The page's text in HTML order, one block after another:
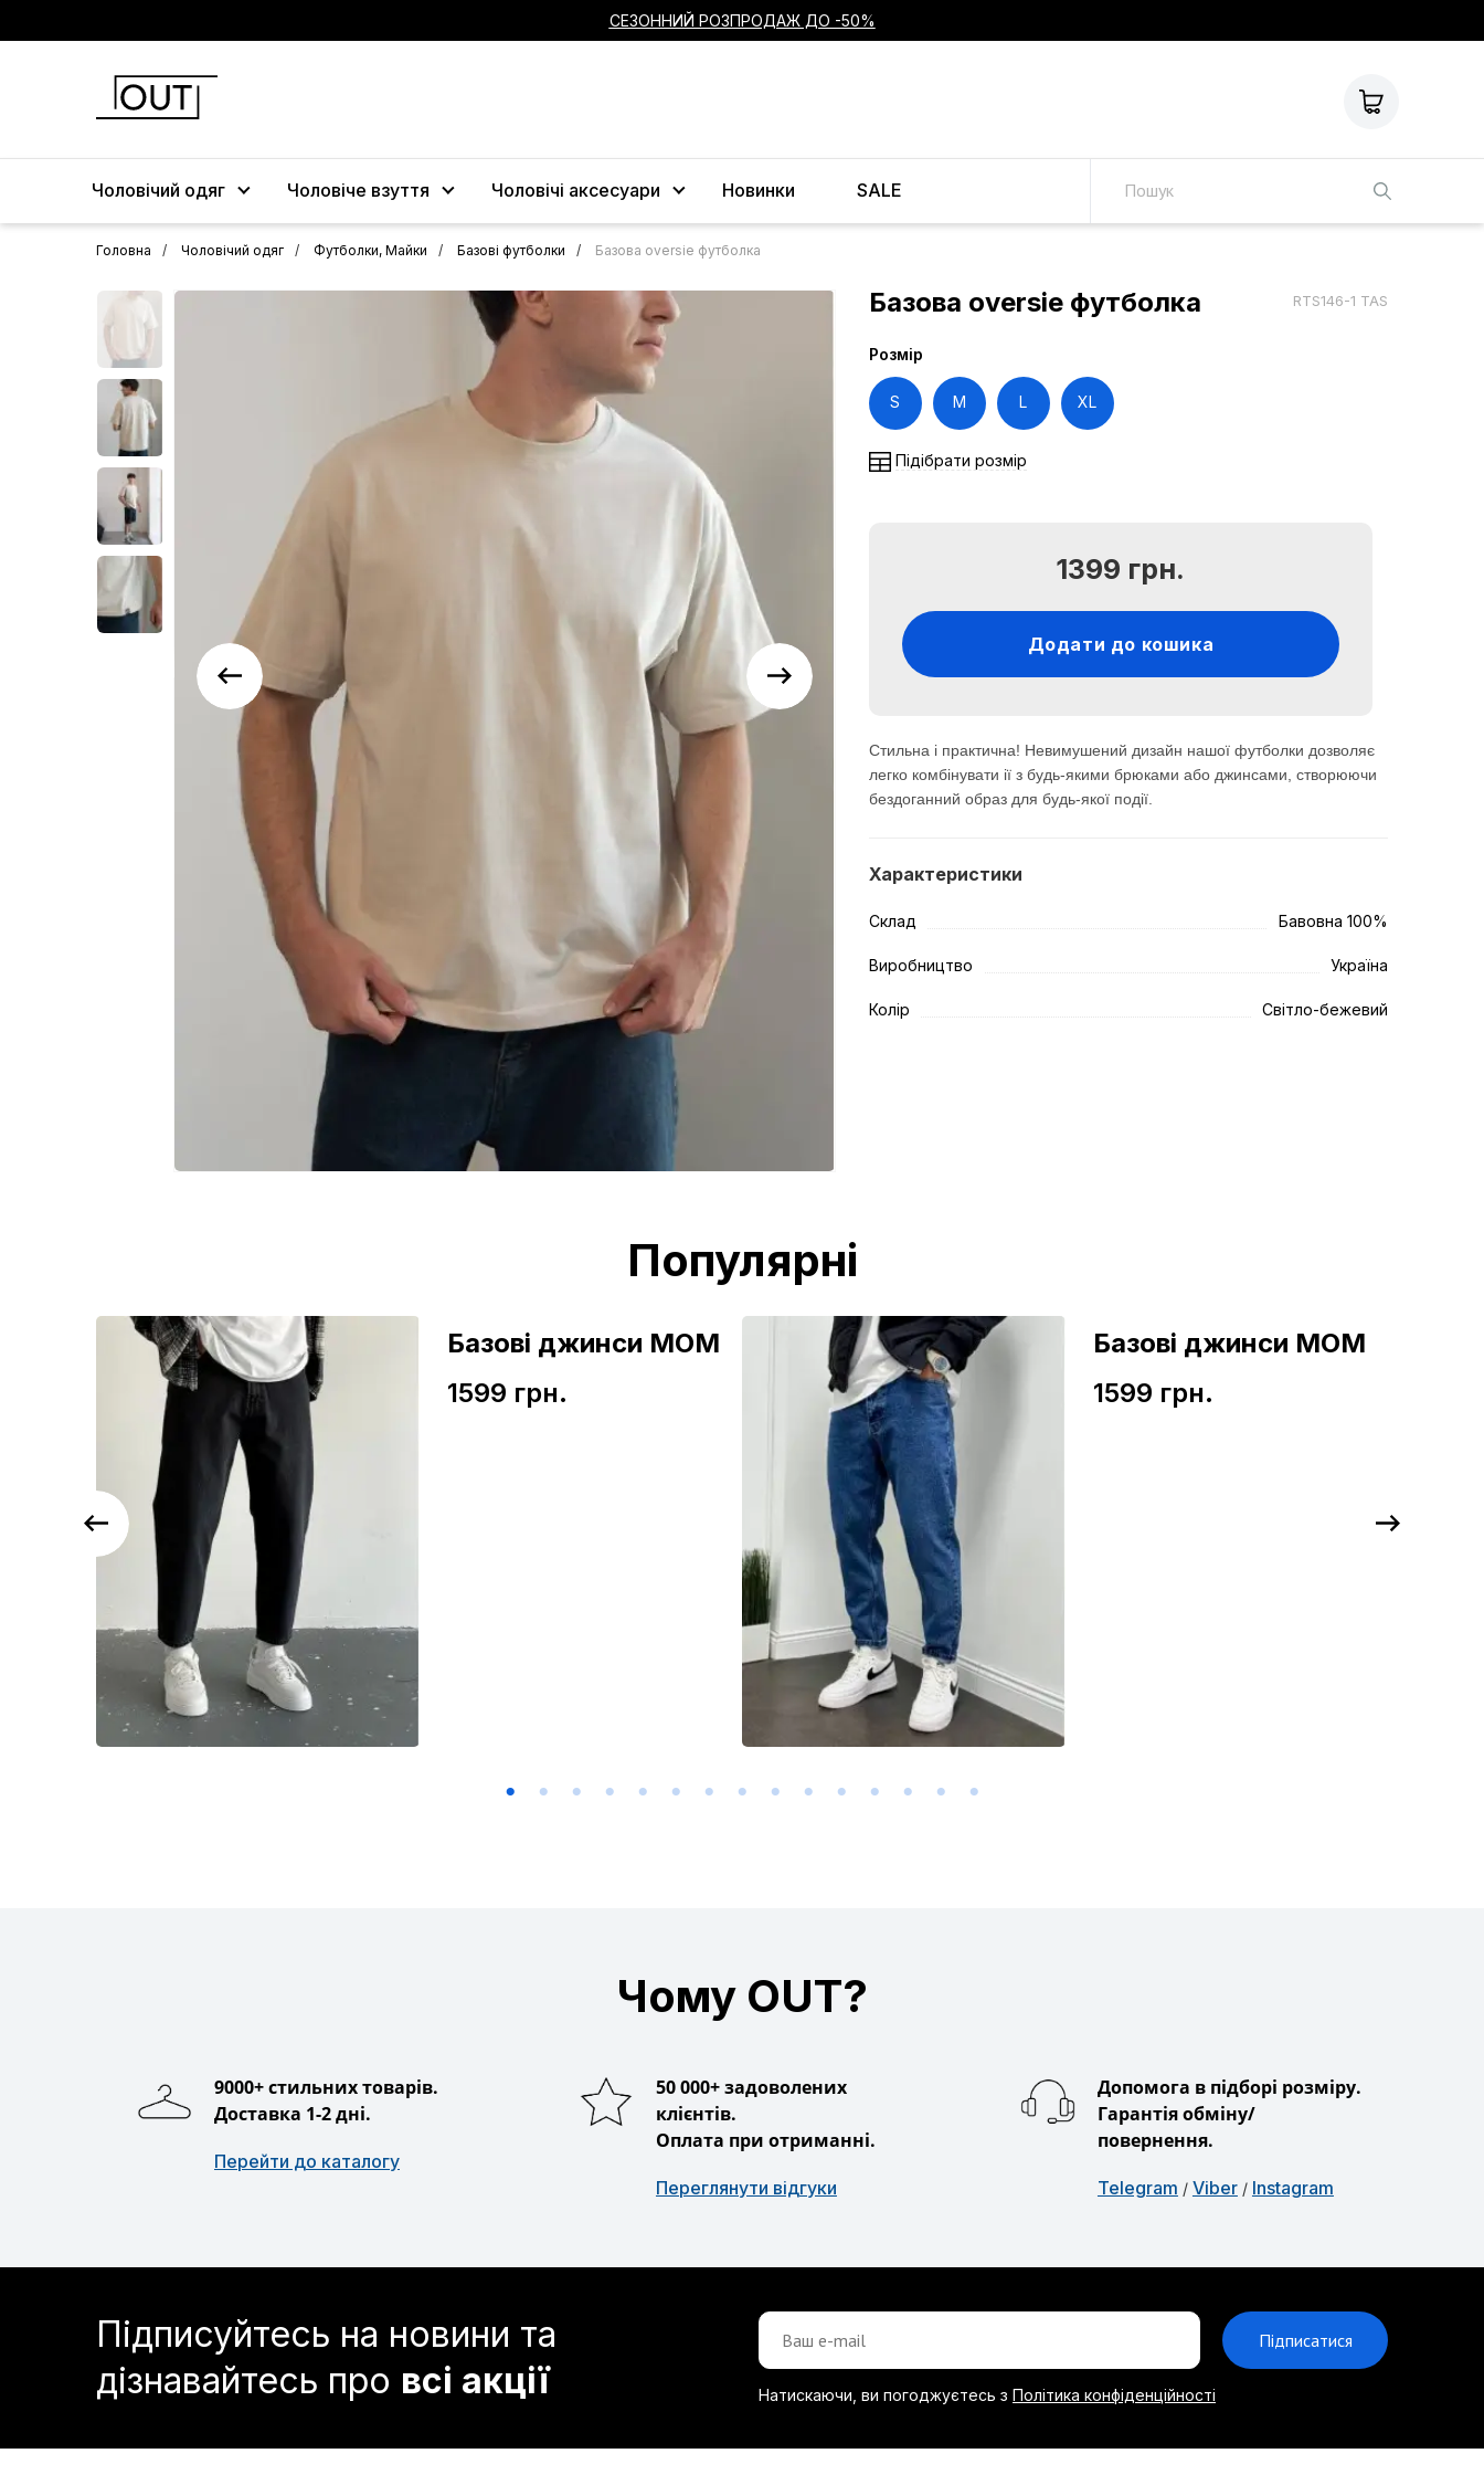
СЕЗОННИЙ РОЗПРОДАЖ ДО -50%
Чоловічий одяг Чоловіче взуття Чоловічі аксесуари Новинки SALE
Головна Чоловічий одяг Футболки, Майки Базові футболки Базова oversie футболка
Базова oversie футболка RTS146-1 TAS
Розмір
S M L XL
Підібрати розмір
1399 грн.
Додати до кошика
Стильна і практична! Невимушений дизайн нашої футболки дозволяє
легко комбінувати ії з будь-якими брюками або джинсами, створюючи
бездоганний образ для будь-якої події.
Характеристики
Склад Бавовна 100%
Виробництво Україна
Колір Світло-бежевий
Популярні
Базові джинси МОМ
1599 грн.
Базові джинси МОМ
1599 грн.
Чому OUT?
9000+ стильних товарів.
Доставка 1-2 дні.
Перейти до каталогу
50 000+ задоволених
клієнтів.
Оплата при отриманні.
Переглянути відгуки
Допомога в підборі розміру.
Гарантія обміну/
повернення.
Telegram / Viber / Instagram
Підписуйтесь на новини та
дізнавайтесь про всі акції
Підписатися
Натискаючи, ви погоджуєтесь з Політика конфіденційності